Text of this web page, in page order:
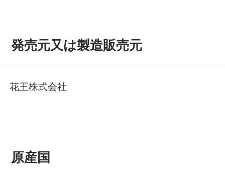
発売元又は製造販売元
花王株式会社
原産国